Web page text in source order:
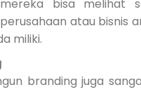
bisa melihat
atau bisnis
miliki.
branding juga